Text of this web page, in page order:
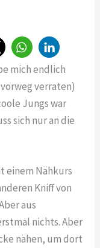
mich endlich
verraten)
Jungs war
sich nur an die
einem Nähkurs
Kniff von
aus
nichts. Aber
nähen, um dort